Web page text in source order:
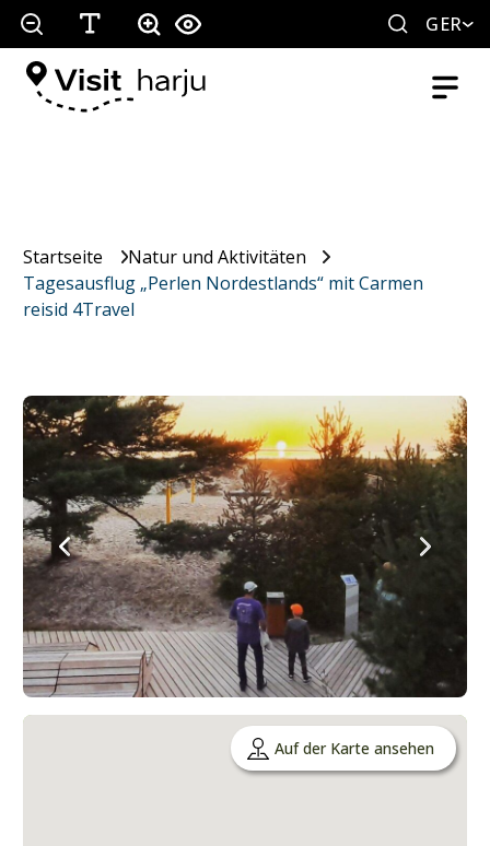
GER
Startseite
Natur und Aktivitäten
Tagesausflug „Perlen Nordestlands“ mit Carmen
reisid 4Travel
Auf der Karte ansehen